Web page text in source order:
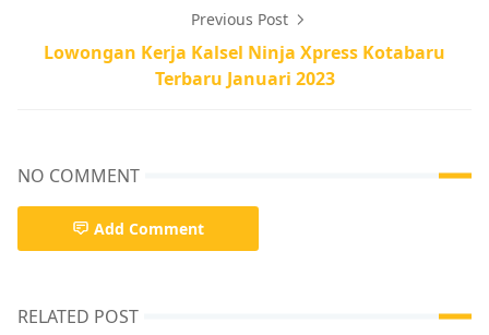
Previous Post
Lowongan Kerja Kalsel Ninja Xpress Kotabaru
Terbaru Januari 2023
NO COMMENT
Add Comment
RELATED POST